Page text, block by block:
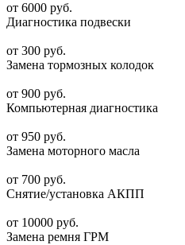
от 6000 руб.
Диагностика подвески
от 300 руб.
Замена тормозных колодок
от 900 руб.
Компьютерная диагностика
от 950 руб.
Замена моторного масла
от 700 руб.
Снятие/установка АКПП
от 10000 руб.
Замена ремня ГРМ